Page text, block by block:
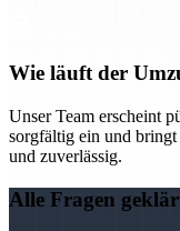
Wie läuft der
Unser Team erscheint
sorgfältig ein und
und zuverlässig.
Alle Fragen